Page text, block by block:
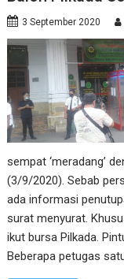
3 September 2020
sempat ‘meradang’
(3/9/2020). Sebab
ada informasi
surat menyurat.
ikut bursa Pilkada.
Beberapa petugas